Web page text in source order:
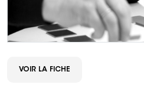
VOIR LA FICHE